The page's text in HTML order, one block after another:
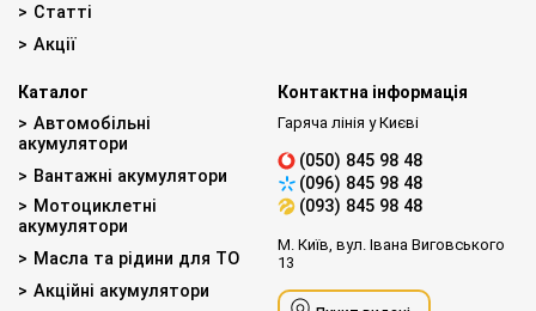
Статті
Акції
Каталог
Автомобільні
акумулятори
Вантажні акумулятори
Мотоциклетні
акумулятори
Масла та рідини для ТО
Акційні акумулятори
Контактна інформація
Гаряча лінія у Києві
(050) 845 98 48
(096) 845 98 48
(093) 845 98 48
М. Київ, вул. Івана Виговського
13